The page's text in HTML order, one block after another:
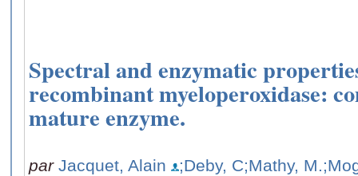
Spectral and enzymatic
recombinant myeloperoxidase:
mature enzyme.
par Jacquet, Alain ;Deby, C;Mathy, M.